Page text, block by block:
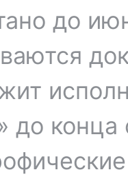
до
до конца